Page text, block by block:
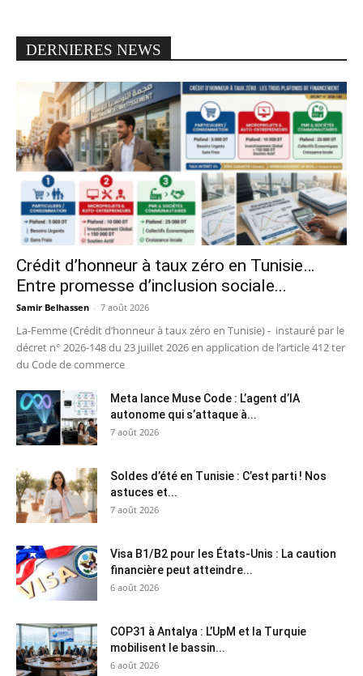
DERNIERES NEWS
Crédit d’honneur à taux zéro en Tunisie…
Entre promesse d’inclusion sociale...
Samir Belhassen - 7 août 2026
La-Femme (Crédit d’honneur à taux zéro en Tunisie) - instauré par le
décret n° 2026-148 du 23 juillet 2026 en application de l’article 412 ter
du Code de commerce
Meta lance Muse Code : L’agent d’IA
autonome qui s’attaque à...
7 août 2026
Soldes d’été en Tunisie : C’est parti ! Nos
astuces et...
7 août 2026
Visa B1/B2 pour les États-Unis : La caution
financière peut atteindre...
6 août 2026
COP31 à Antalya : L’UpM et la Turquie
mobilisent le bassin...
6 août 2026